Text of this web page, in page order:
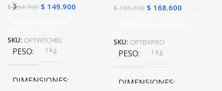
$164.700 $ 149.900
SKU: OPTWTCHBL
PESO 1 kg
DIMENSIONES
$185.700 $ 168.600
SKU: OPTBXPRO
PESO 1 kg
DIMENSIONES